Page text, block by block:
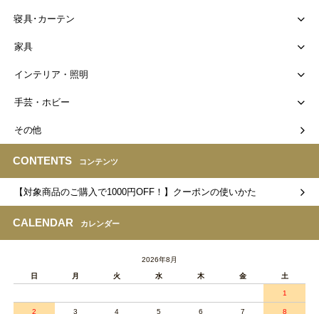
寝具･カーテン
家具
インテリア・照明
手芸・ホビー
その他
CONTENTS コンテンツ
【対象商品のご購入で1000円OFF！】クーポンの使いかた
CALENDAR カレンダー
2026年8月
日 月 火 水 木 金 土
1
2 3 4 5 6 7 8